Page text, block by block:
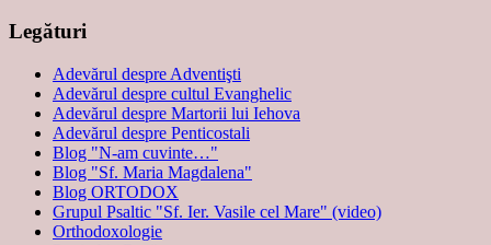
Legături
Adevărul despre Adventişti
Adevărul despre cultul Evanghelic
Adevărul despre Martorii lui Iehova
Adevărul despre Penticostali
Blog "N-am cuvinte…"
Blog "Sf. Maria Magdalena"
Blog ORTODOX
Grupul Psaltic "Sf. Ier. Vasile cel Mare" (video)
Orthodoxologie